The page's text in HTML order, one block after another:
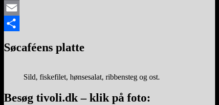
X
Email
Søcaféens platte
Sild, fiskefilet, hønsesalat, ribbensteg og ost.
Besøg tivoli.dk – klik på foto: